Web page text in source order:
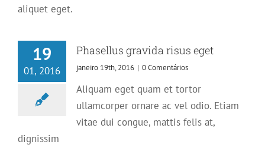
aliquet eget.
19
01, 2016
Phasellus gravida risus eget
janeiro 19th, 2016 | 0 Comentários
Aliquam eget quam et tortor
ullamcorper ornare ac vel odio. Etiam
vitae dui congue, mattis felis at,
dignissim
Aenean consectetur tempor metus, eget